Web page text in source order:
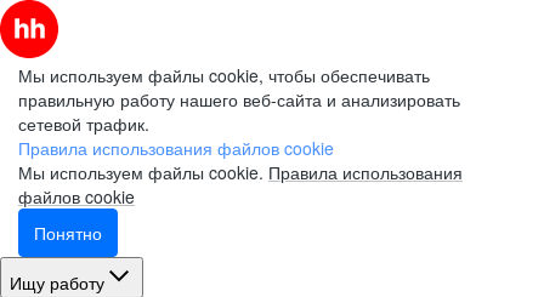
Мы используем файлы cookie, чтобы обеспечивать
правильную работу нашего веб-сайта и анализировать
сетевой трафик.
Правила использования файлов cookie
Мы используем файлы cookie. Правила использования
файлов cookie
Понятно
Ищу работу